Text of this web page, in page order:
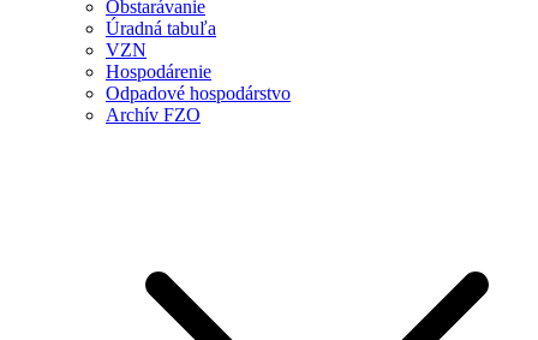
Obstarávanie
Úradná tabuľa
VZN
Hospodárenie
Odpadové hospodárstvo
Archív FZO